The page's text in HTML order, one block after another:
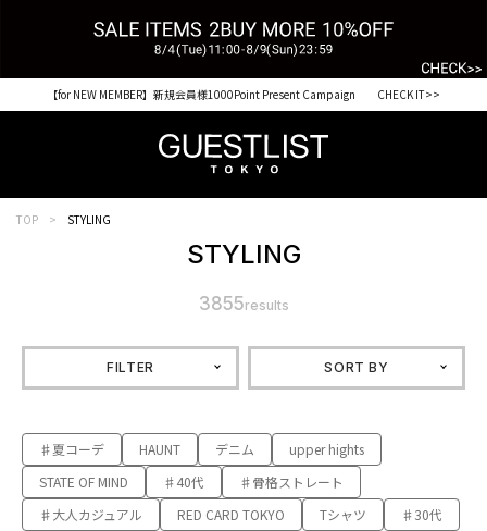
【for NEW MEMBER】新規会員様1000Point Present Campaign CHECK IT>>
TOP STYLING
STYLING
3855results
FILTER SORT BY
♯夏コーデ HAUNT デニム
upper hights
STATE OF MIND
♯40代
♯骨格ストレート
♯大人カジュアル
RED CARD TOKYO Tシャツ
♯30代